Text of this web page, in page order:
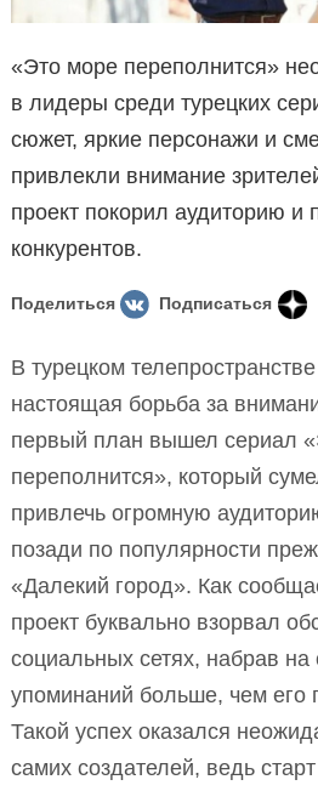
«Это море переполнится»
в лидеры среди турецких
сюжет, яркие персонажи и
привлекли внимание
проект покорил аудиторию и
конкурентов.
Поделиться Подписаться
В турецком
настоящая борьба за
первый план вышел сериал
переполнится», который
привлечь огромную
позади по популярности
«Далекий город». Как
проект буквально взорвал
социальных сетях, набрав на
упоминаний больше, чем его
Такой успех оказался
самих создателей, ведь